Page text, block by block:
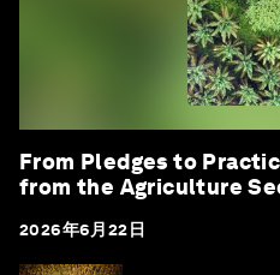
From Pledges to
from the Agriculture
2026年6月22日